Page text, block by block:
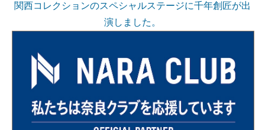
関西コレクションのスペシャルステージに千年創匠が出
演しました。